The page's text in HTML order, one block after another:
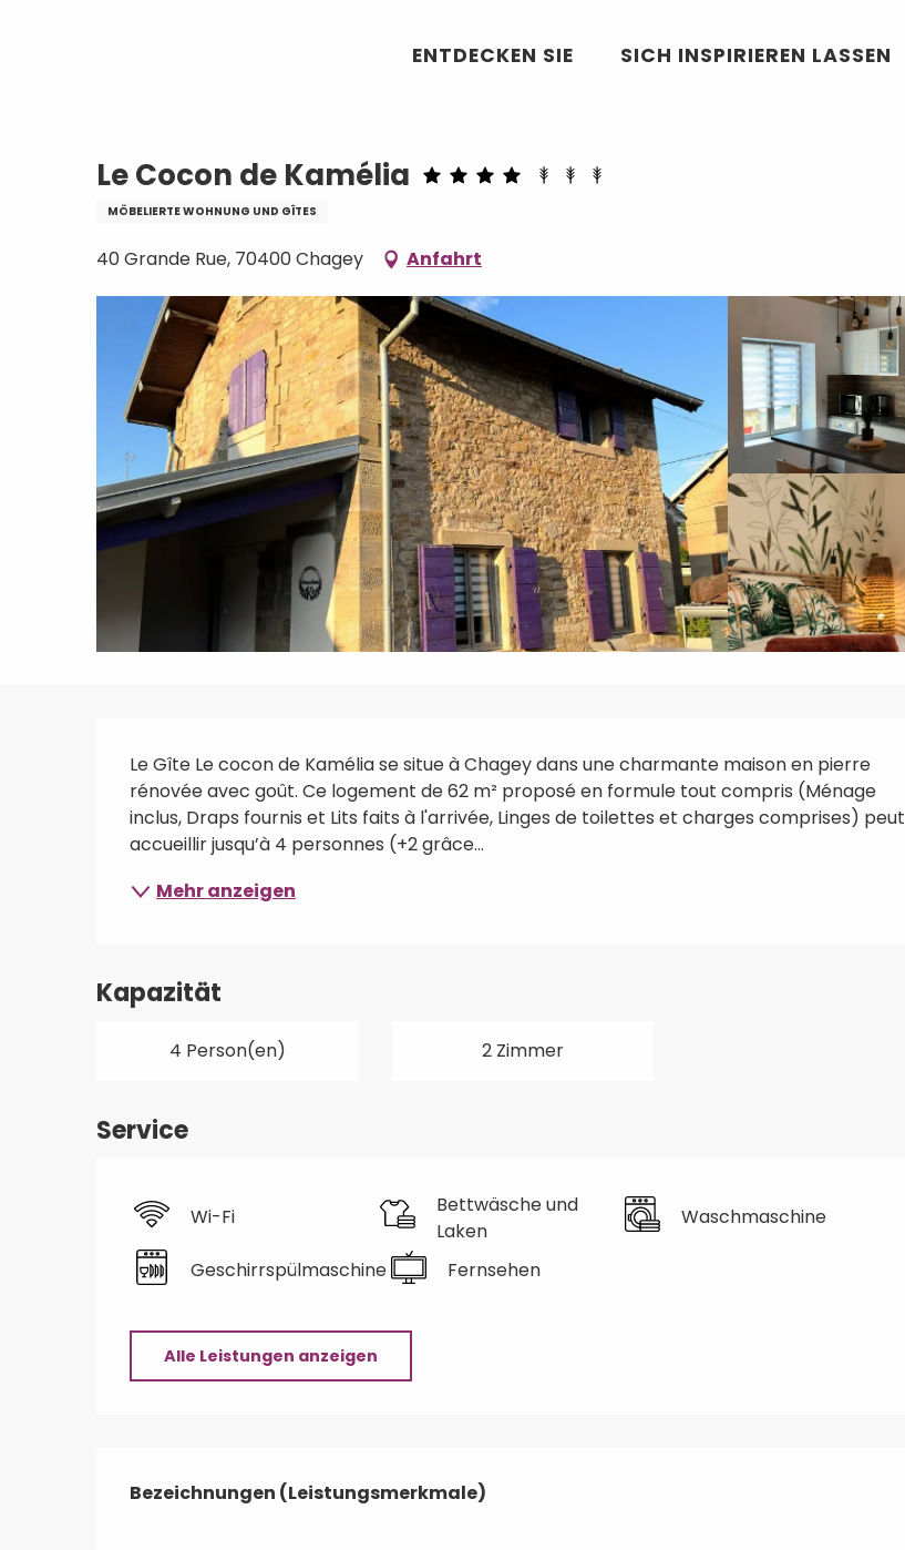
ENTDECKEN SIE SICH INSPIRIEREN LASSEN
Le Cocon de Kamélia
MÖBELIERTE WOHNUNG UND GÎTES
40 Grande Rue, 70400 Chagey Anfahrt
Beschreibung
Le Gîte Le cocon de Kamélia se situe à Chagey dans une charmante maison en pierre
rénovée avec goût. Ce logement de 62 m² proposé en formule tout compris (Ménage
inclus, Draps fournis et Lits faits à l'arrivée, Linges de toilettes et charges comprises) peut
accueillir jusqu’à 4 personnes (+2 grâce...
Mehr anzeigen
Kapazität
4 Person(en) 2 Zimmer
Service
Wi-Fi
Bettwäsche und
Laken
Waschmaschine
Geschirrspülmaschine Fernsehen
Alle Leistungen anzeigen
Leistungensmöglichkeiten
Bezeichnungen (Leistungsmerkmale)
Bezeichnungen (Leistungsmerkmale)